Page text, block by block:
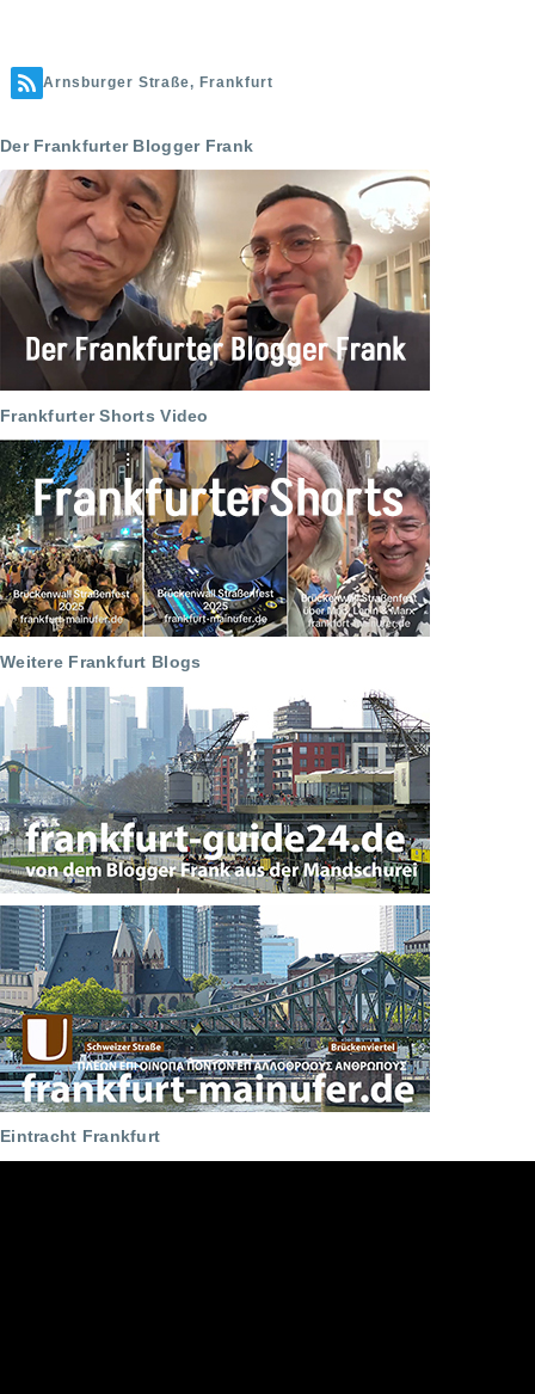
Arnsburger Straße, Frankfurt
Der Frankfurter Blogger Frank
Frankfurter Shorts Video
Weitere Frankfurt Blogs
Eintracht Frankfurt